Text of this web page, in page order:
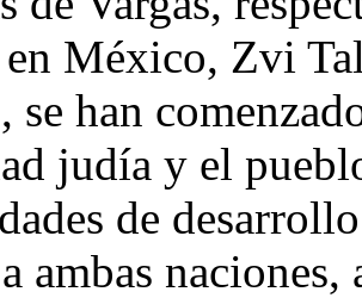
México, Zvi
se han
judía y el
de
ambas